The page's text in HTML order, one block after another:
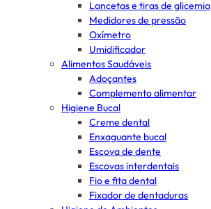
Lancetas e tiras de glicemia
Medidores de pressão
Oxímetro
Umidificador
Alimentos Saudáveis
Adoçantes
Complemento alimentar
Higiene Bucal
Creme dental
Enxaguante bucal
Escova de dente
Escovas interdentais
Fio e fita dental
Fixador de dentaduras